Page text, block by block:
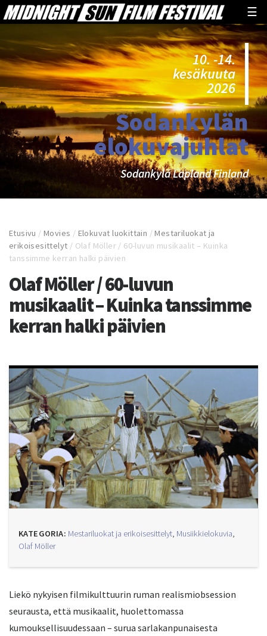
☰
10. -14.
kesäkuuta
2026
Sodankylän
elokuvajuhlat
Sodankylä Lapland Finland
Etusivu /Movies / Elokuvat luokittain /Mestariluokat ja
erikoisesittelyt / Olaf Möller / 60-luvun musikaalit – Kuinka
tanssimme kerran halki päivien
Olaf Möller / 60-luvun
musikaalit – Kuinka tanssimme
kerran halki päivien
KATEGORIA: Mestariluokat ja erikoisesittelyt, Musiikkielokuvia,
Olaf Möller
Liekö nykyisen filmikulttuurin ruman realismiobsession
seurausta, että musikaalit, huolettomassa
kumouksellisuudessaan – surua sarlakanpunaisesta